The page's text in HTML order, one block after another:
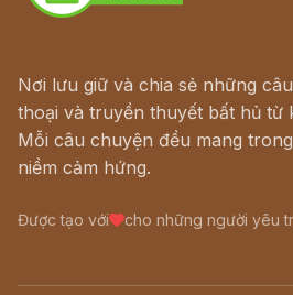
Nơi lưu giữ và chia sẻ những
thoại và truyền thuyết bất hủ từ
Mỗi câu chuyện đều mang
niềm cảm hứng.
Được tạo với cho những người yêu